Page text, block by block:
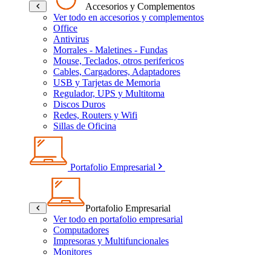
Accesorios y Complementos
Ver todo en accesorios y complementos
Office
Antivirus
Morrales - Maletines - Fundas
Mouse, Teclados, otros perifericos
Cables, Cargadores, Adaptadores
USB y Tarjetas de Memoria
Regulador, UPS y Multitoma
Discos Duros
Redes, Routers y Wifi
Sillas de Oficina
Portafolio Empresarial
Portafolio Empresarial
Ver todo en portafolio empresarial
Computadores
Impresoras y Multifuncionales
Monitores